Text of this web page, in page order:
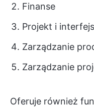
Finanse
Projekt i
Zarządzanie
Zarządzanie
Oferuje również